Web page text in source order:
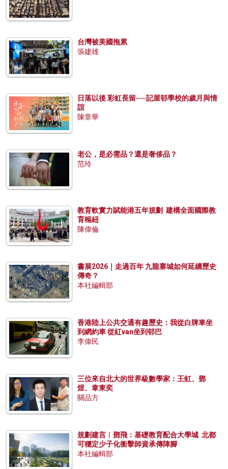
台灣被美國拖累
張建雄
日落以後 彩虹長留──記屋邨學校的歲月與情
誼
陳章華
老公，是必需品？還是奢侈品？
范玲
教育軟實力賦能港五年規劃 建構全面國際教
育樞紐
陳偉倫
書展2026｜走過百年 九龍寨城如何延續歷史
傳奇？
本社編輯部
香港陸上公共交通有趣歷史：我從白牌車坐
到網約車 從紅van坐到邨巴
李偉民
三位來自北大的世界級數學家：王虹、鄧
煜、韋東奕
關品方
規劃建言︱鄧飛：基礎教育配合大學城 北都
可穩定少子化衝擊師資承傳陣腳
本社編輯部